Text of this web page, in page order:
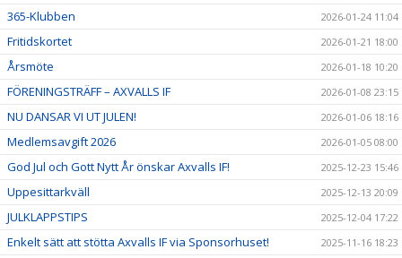
365-Klubben 2026-01-24 11:04
Fritidskortet 2026-01-21 18:00
Årsmöte 2026-01-18 10:20
FÖRENINGSTRÄFF – AXVALLS IF 2026-01-08 23:15
NU DANSAR VI UT JULEN! 2026-01-06 18:16
Medlemsavgift 2026 2026-01-05 08:00
God Jul och Gott Nytt År önskar Axvalls IF! 2025-12-23 15:46
Uppesittarkväll 2025-12-13 20:09
JULKLAPPSTIPS 2025-12-04 17:22
Enkelt sätt att stötta Axvalls IF via Sponsorhuset! 2025-11-16 18:23